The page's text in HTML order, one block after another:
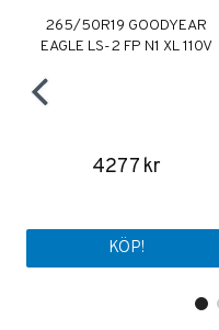
265/50R19 GOODYEAR
EAGLE LS-2 FP N1 XL 110V
4277 kr
KÖP!